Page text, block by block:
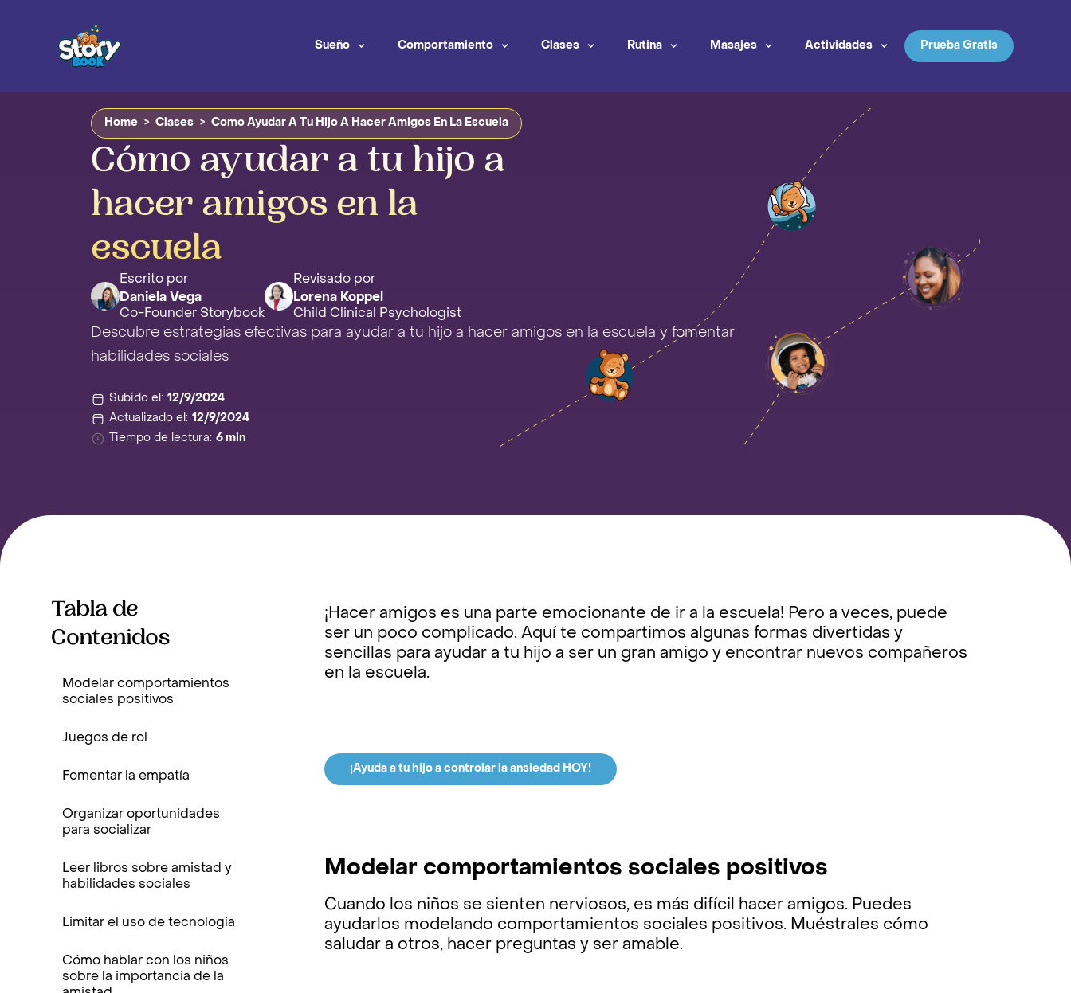
Sueño Comportamiento Clases Rutina Masajes Actividades Prueba Gratis
Home > Clases > Como Ayudar A Tu Hijo A Hacer Amigos En La Escuela
Cómo ayudar a tu hijo a
hacer amigos en la
escuela
Escrito por
Daniela Vega
Co-Founder Storybook
Revisado por
Lorena Koppel
Child Clinical Psychologist
Descubre estrategias efectivas para ayudar a tu hijo a hacer amigos en la escuela y fomentar
habilidades sociales
Subido el: 12/9/2024
Actualizado el: 12/9/2024
Tiempo de lectura: 6 min
Tabla de
Contenidos
Modelar comportamientos
sociales positivos
Juegos de rol
Fomentar la empatía
Organizar oportunidades
para socializar
Leer libros sobre amistad y
habilidades sociales
Limitar el uso de tecnología
Cómo hablar con los niños
sobre la importancia de la
¡Hacer amigos es una parte emocionante de ir a la escuela! Pero a veces, puede
ser un poco complicado. Aquí te compartimos algunas formas divertidas y
sencillas para ayudar a tu hijo a ser un gran amigo y encontrar nuevos compañeros
en la escuela.
¡Ayuda a tu hijo a controlar la ansiedad HOY!
Modelar comportamientos sociales positivos
Cuando los niños se sienten nerviosos, es más difícil hacer amigos. Puedes
ayudarlos modelando comportamientos sociales positivos. Muéstrales cómo
saludar a otros, hacer preguntas y ser amable.